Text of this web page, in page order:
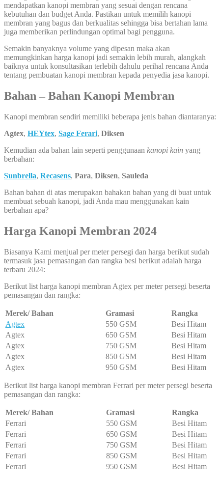
mendapatkan kanopi membran yang sesuai dengan rencana
kebutuhan dan budget Anda. Pastikan untuk memilih kanopi
membran yang bagus dan berkualitas sehingga bisa bertahan lama
juga memberikan perlindungan optimal bagi pengguna.
Semakin banyaknya volume yang dipesan maka akan
memungkinkan harga kanopi jadi semakin lebih murah, alangkah
baiknya untuk konsultasikan terlebih dahulu perihal rencana Anda
tentang pembuatan kanopi membran kepada penyedia jasa kanopi.
Bahan – Bahan Kanopi Membran
Kanopi membran sendiri memiliki beberapa jenis bahan diantaranya:
Agtex, HEYtex, Sage Ferari, Diksen
Kemudian ada bahan lain seperti penggunaan kanopi kain yang
berbahan:
Sunbrella, Recasens, Para, Diksen, Sauleda
Bahan bahan di atas merupakan bahakan bahan yang di buat untuk
membuat sebuah kanopi, jadi Anda mau menggunakan kain
berbahan apa?
Harga Kanopi Membran 2024
Biasanya Kami menjual per meter persegi dan harga berikut sudah
termasuk jasa pemasangan dan rangka besi berikut adalah harga
terbaru 2024:
Berikut list harga kanopi membran Agtex per meter persegi beserta
pemasangan dan rangka:
Merek/ Bahan Gramasi
Rangka
Agtex
550 GSM
Besi Hitam
Agtex
650 GSM
Besi Hitam
Agtex
750 GSM
Besi Hitam
Agtex
850 GSM
Besi Hitam
Agtex
950 GSM Besi Hitam
Berikut list harga kanopi membran Ferrari per meter persegi beserta
pemasangan dan rangka:
Merek/ Bahan Gramasi
Rangka
Ferrari
550 GSM
Besi Hitam
Ferrari
650 GSM
Besi Hitam
Ferrari
750 GSM
Besi Hitam
Ferrari
850 GSM
Besi Hitam
Ferrari
950 GSM Besi Hitam